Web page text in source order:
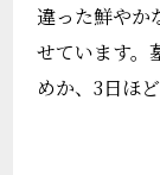
違った鮮やか
せています。
めか、3日ほ